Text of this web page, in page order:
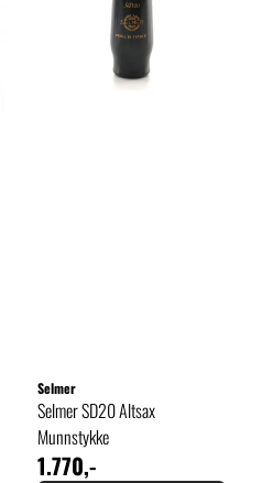
Selmer
Selmer SD20 Altsax
Munnstykke
1.770,-